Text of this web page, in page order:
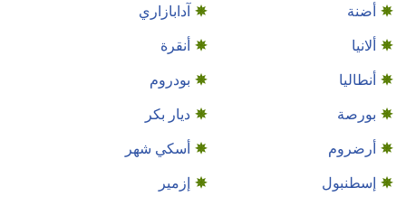
أضنة
آدابازاري
ألانيا
أنقرة
أنطاليا
بودروم
بورصة
ديار بكر
أرضروم
أسكي شهر
إسطنبول
إزمير